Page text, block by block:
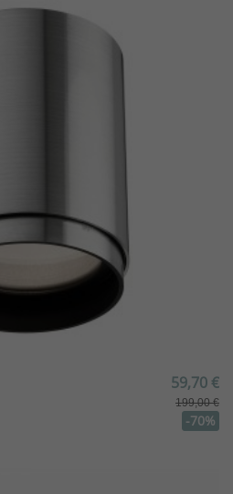
59,70 €
199,00 €
-70%